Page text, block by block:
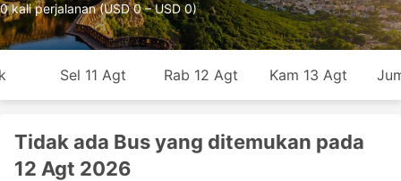
0 kali perjalanan (USD 0 – USD 0)
Sel 11 Agt Rab 12 Agt Kam 13 Agt
Tidak ada Bus yang ditemukan pada
12 Agt 2026